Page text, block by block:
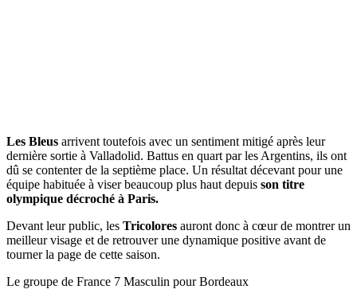
Les Bleus arrivent toutefois avec un sentiment mitigé après leur
dernière sortie à Valladolid. Battus en quart par les Argentins, ils ont
dû se contenter de la septième place. Un résultat décevant pour une
équipe habituée à viser beaucoup plus haut depuis son titre
olympique décroché à Paris.
Devant leur public, les Tricolores auront donc à cœur de montrer un
meilleur visage et de retrouver une dynamique positive avant de
tourner la page de cette saison.
Le groupe de France 7 Masculin pour Bordeaux